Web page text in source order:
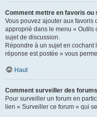
Comment mettre en favoris ou
Vous pouvez ajouter aux favoris
approprié dans le menu « Outils
sujet de discussion.
Répondre à un sujet en cochant
réponse est postée » vous
Haut
Comment surveiller des
Pour surveiller un forum en
lien « Surveiller ce forum » qui